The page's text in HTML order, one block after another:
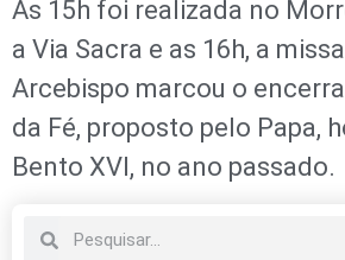
Às 15h foi realizada no
a Via Sacra e as 16h, a
Arcebispo marcou o
da Fé, proposto pelo Papa,
Bento XVI, no ano passado.